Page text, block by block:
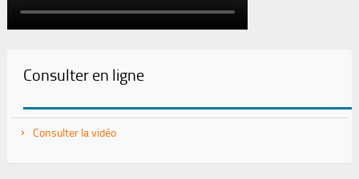
Consulter en ligne
Consulter la vidéo